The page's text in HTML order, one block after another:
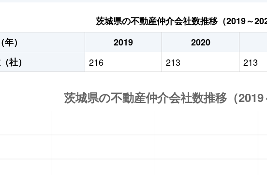
茨城県の不動産仲介会社数推移（2019～
）
2019 2020
社）
216 213 213